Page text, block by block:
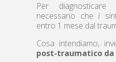
Per
necessario che i
entro 1 mese dal
Cosa intendiamo,
post-traumatico da